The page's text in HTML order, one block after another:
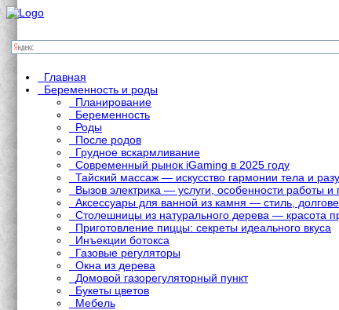
Главная
Беременность и роды
Планирование
Беременность
Роды
После родов
Грудное вскармливание
Современный рынок iGaming в 2025 году
Тайский массаж — искусство гармонии тела и
Вызов электрика — услуги, особенности работы
Аксессуары для ванной из камня — стиль,
Столешницы из натурального дерева — красота
Приготовление пиццы: секреты идеального вкуса
Инъекции ботокса
Газовые регуляторы
Окна из дерева
Домовой газорегуляторный пункт
Букеты цветов
Мебель